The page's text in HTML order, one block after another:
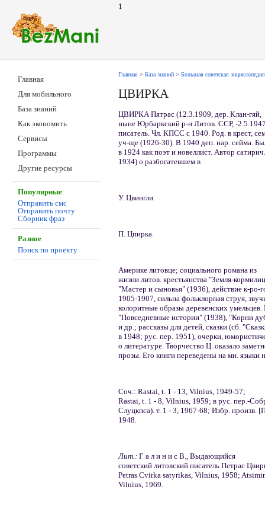
1
Главная
Для мобильного
База знаний
Как экономить
Сервисы
Программы
Другие ресурсы
Популярные
Отправить смс
Отправить почту
Сборник фраз
Разное
Поиск по проекту
Главная > База знаний > Большая советская энциклопедия
ЦВИРКА
ЦВИРКА Пятрас (12.3.1909, дер. Клан-гяй,
ныне Юрбаркский р-н Литов. ССР, -
писатель. Чл. КПСС с 1940. Род. в крест,
уч-ще (1926-30). В 1940 деп. нар. сейма.
в 1924 как поэт и новеллист. Автор
1934) о разбогатевшем в
У. Цвингли.
П. Цпирка.
Америке литовце; социального романа из
жизни литов. крестьянства "Земля-
"Мастер и сыновья" (1936), действие к-ро-
1905-1907, сильна фольклорная струя,
колоритные образы деревенских
"Повседневные истории" (1938), "Корни
и др.; рассказы для детей, сказки (сб.
в 1948; рус. пер. 1951), очерки,
о литературе. Творчество Ц. оказало
прозы. Его книги переведены на мн.
Соч.: Rastai, t. 1 - 13, Vilnius, 1949-57;
Rastai, t. 1 - 8, Vilnius, 1959; в рус. пер.-
Слуцкпса). т. 1 - 3, 1967-68; Избр. произв.
1948.
Лит.: Г а л и н и с В., Выдающийся
советский литовский писатель Петрас
Petras Cvirka satyrikas, Vilnius, 1958;
Vilnius, 1969.